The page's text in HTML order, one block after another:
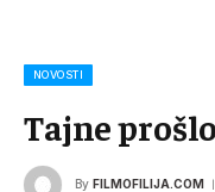
NOVOSTI
Tajne
By FILMOFILIJA.COM